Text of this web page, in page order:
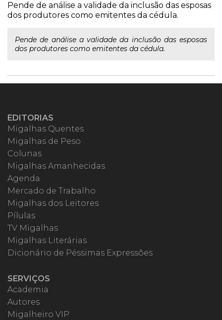
Pende de análise a validade da inclusão das esposas
dos produtores como emitentes da cédula.
Pende de análise a validade da inclusão das esposas
dos produtores como emitentes da cédula.
EDITORIAS
Migalhas Quentes
Migalhas de Peso
Colunas
Migalhas Amanhecidas
Agenda
Mercado de Trabalho
Migalhas dos Leitores
Pílulas
TV Migalhas
Migalhas Literárias
Dicionário de Péssimas Expressões
SERVIÇOS
Academia
Autores
Migalheiro VIP